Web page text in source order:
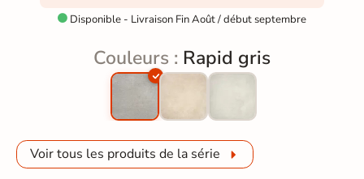
 Disponible - Livraison Fin Août / début septembre
Couleurs : Rapid gris
Voir tous les produits de la série